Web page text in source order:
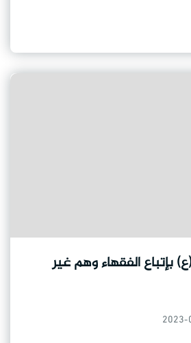
(ع) بإتباع الفقهاء وهم غير